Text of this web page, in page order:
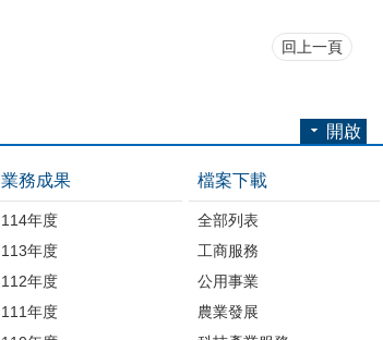
回上一頁
開啟
業務成果
114年度
113年度
112年度
111年度
檔案下載
全部列表
工商服務
公用事業
農業發展